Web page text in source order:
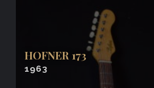
HOFNER 173
1963